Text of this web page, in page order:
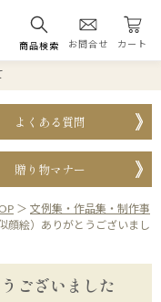
商品検索 お問合せ カート
よくある質問
贈り物マナー
＞ 文例集・作品集・制作事
顔絵）ありがとうございまし
ございました